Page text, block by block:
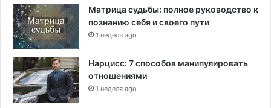
Матрица судьбы: полное руководство к
познанию себя и своего пути
1 неделя ago
Нарцисс: 7 способов манипулировать
отношениями
1 неделя ago